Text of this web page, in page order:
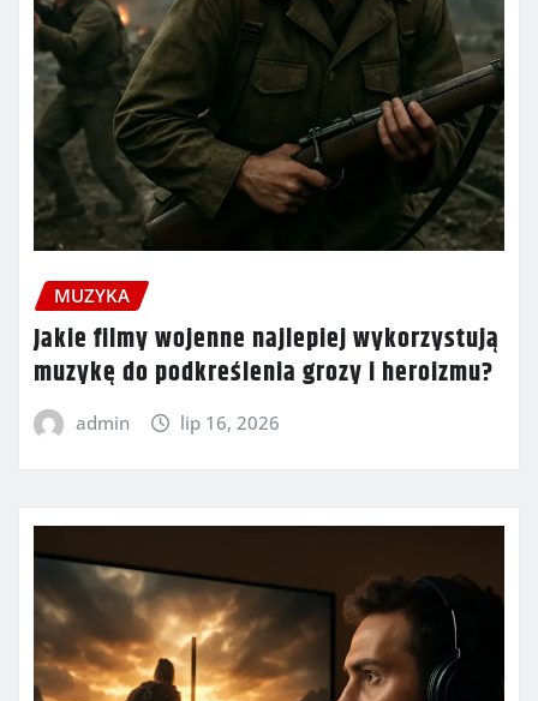
MUZYKA
Jakie filmy wojenne najlepiej wykorzystują
muzykę do podkreślenia grozy i heroizmu?
admin lip 16, 2026